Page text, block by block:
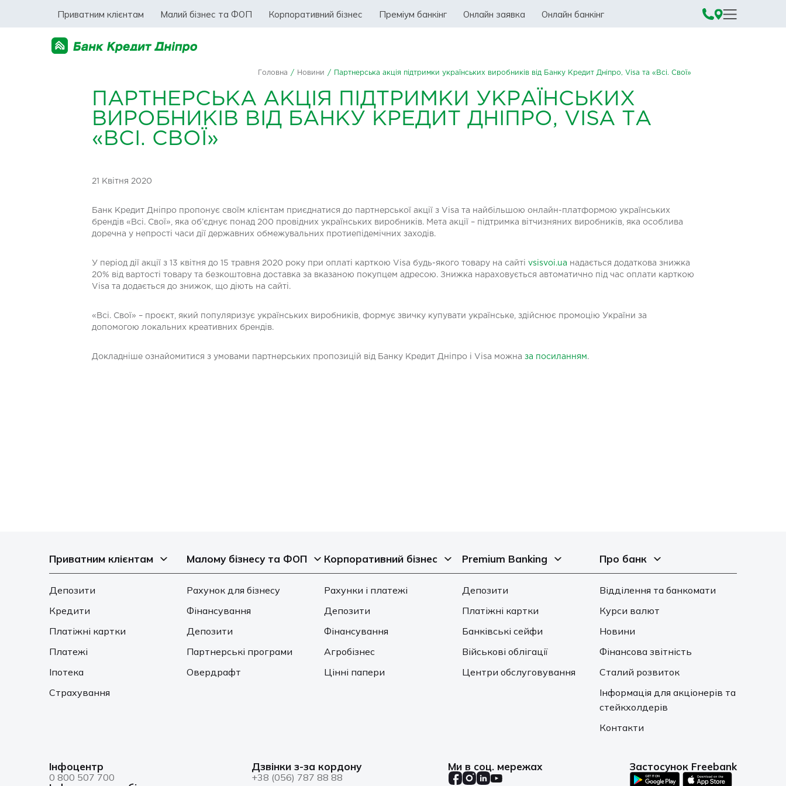
Приватним клієнтам Малий бізнес та ФОП Корпоративний бізнес Преміум банкінг Онлайн заявка Онлайн банкінг
Головна / Новини / Партнерська акція підтримки українських виробників від Банку Кредит Дніпро, Visa та «Всі. Свої»
ПАРТНЕРСЬКА АКЦІЯ ПІДТРИМКИ УКРАЇНСЬКИХ
ВИРОБНИКІВ ВІД БАНКУ КРЕДИТ ДНІПРО, VISA ТА
«ВСІ. СВОЇ»
21 Квітня 2020
Банк Кредит Дніпро пропонує своїм клієнтам приєднатися до партнерської акції з Visa та найбільшою онлайн-платформою українських
брендів «Всі. Свої», яка об’єднує понад 200 провідних українських виробників. Мета акції – підтримка вітчизняних виробників, яка особлива
доречна у непрості часи дії державних обмежувальних протиепідемічних заходів.
У період дії акції з 13 квітня до 15 травня 2020 року при оплаті карткою Visa будь-якого товару на сайті vsisvoi.ua надається додаткова знижка
20% від вартості товару та безкоштовна доставка за вказаною покупцем адресою. Знижка нараховується автоматично під час оплати карткою
Visa та додається до знижок, що діють на сайті.
«Всі. Свої» – проєкт, який популяризує українських виробників, формує звичку купувати українське, здійснює промоцію України за
допомогою локальних креативних брендів.
Докладніше ознайомитися з умовами партнерських пропозицій від Банку Кредит Дніпро і Visa можна за посиланням.
Приватним клієнтам
Депозити
Кредити
Платіжні картки
Платежі
Іпотека
Страхування
Малому бізнесу та ФОП
Рахунок для бізнесу
Фінансування
Депозити
Партнерські програми
Овердрафт
Корпоративний бізнес
Рахунки і платежі
Депозити
Фінансування
Агробізнес
Цінні папери
Premium Banking
Депозити
Платіжні картки
Банківські сейфи
Військові облігації
Центри обслуговування
Про банк
Відділення та банкомати
Курси валют
Новини
Фінансова звітність
Сталий розвиток
Інформація для акціонерів та
стейкхолдерів
Контакти
Інфоцентр
0 800 507 700
Дзвінки з-за кордону
+38 (056) 787 88 88
Ми в соц. мережах Застосунок Freebank